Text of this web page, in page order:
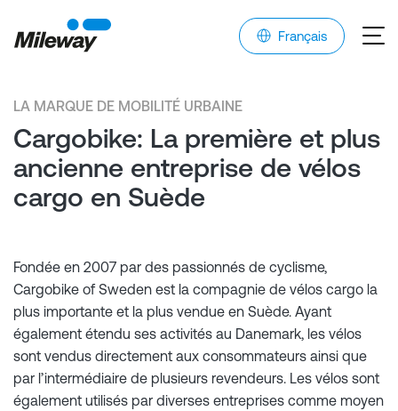
Français
LA MARQUE DE MOBILITÉ URBAINE
Cargobike: La première et plus
ancienne entreprise de vélos
cargo en Suède
Fondée en 2007 par des passionnés de cyclisme,
Cargobike of Sweden est la compagnie de vélos cargo la
plus importante et la plus vendue en Suède. Ayant
également étendu ses activités au Danemark, les vélos
sont vendus directement aux consommateurs ainsi que
par l’intermédiaire de plusieurs revendeurs. Les vélos sont
également utilisés par diverses entreprises comme moyen